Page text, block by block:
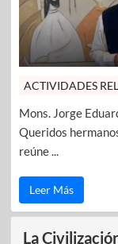
ACTIVIDADES
Mons. Jorge
Queridos
reúne ...
Leer Más
La